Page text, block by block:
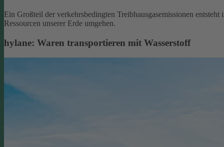
Ein Großteil der verkehrsbedingten Treibhausgasemissionen
Ressourcen unserer Erde umgehen.
hylane: Waren transportieren mit Wasserstoff